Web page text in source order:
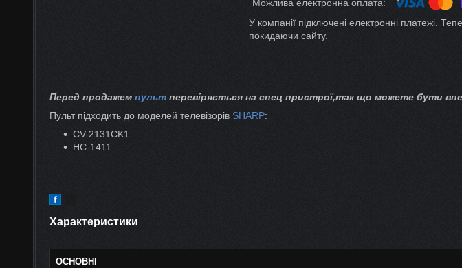
У компанії підключені електронні платежі.
покидаючи сайту.
Перед продажем пульт перевіряється на спец пристрої,так що можете бути
Пульт підходить до моделей телевізорів SHARP:
CV-2131CK1
HC-1411
Характеристики
ОСНОВНІ